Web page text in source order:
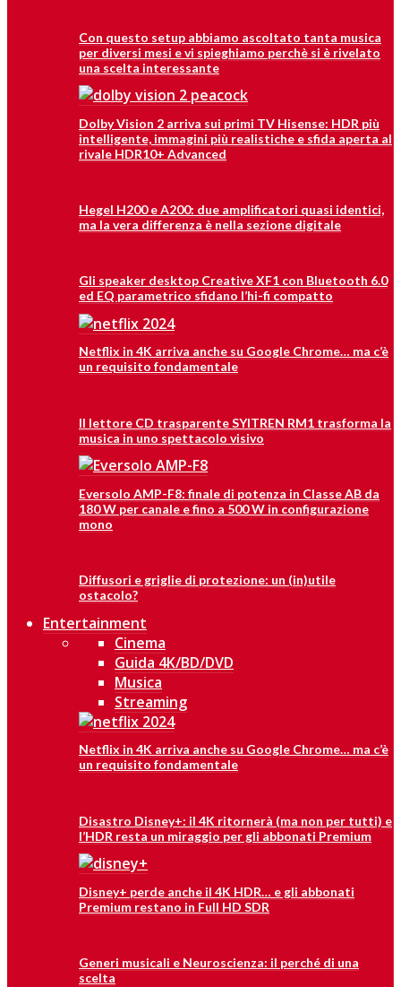
Con questo setup abbiamo ascoltato tanta musica
per diversi mesi e vi spieghiamo perchè si è rivelato
una scelta interessante
Dolby Vision 2 arriva sui primi TV Hisense: HDR più
intelligente, immagini più realistiche e sfida aperta al
rivale HDR10+ Advanced
Hegel H200 e A200: due amplificatori quasi identici,
ma la vera differenza è nella sezione digitale
Gli speaker desktop Creative XF1 con Bluetooth 6.0
ed EQ parametrico sfidano l’hi-fi compatto
Netflix in 4K arriva anche su Google Chrome… ma c’è
un requisito fondamentale
Il lettore CD trasparente SYITREN RM1 trasforma la
musica in uno spettacolo visivo
Eversolo AMP-F8: finale di potenza in Classe AB da
180 W per canale e fino a 500 W in configurazione
mono
Diffusori e griglie di protezione: un (in)utile
ostacolo?
Entertainment
Cinema
Guida 4K/BD/DVD
Musica
Streaming
Netflix in 4K arriva anche su Google Chrome… ma c’è
un requisito fondamentale
Disastro Disney+: il 4K ritornerà (ma non per tutti) e
l’HDR resta un miraggio per gli abbonati Premium
Disney+ perde anche il 4K HDR… e gli abbonati
Premium restano in Full HD SDR
Generi musicali e Neuroscienza: il perché di una
scelta